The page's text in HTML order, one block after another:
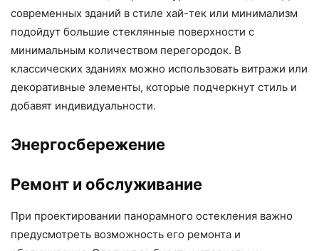
современных зданий в стиле хай-тек или минимализм
подойдут большие стеклянные поверхности с
минимальным количеством перегородок. В
классических зданиях можно использовать витражи или
декоративные элементы, которые подчеркнут стиль и
добавят индивидуальности.
Энергосбережение
Ремонт и обслуживание
При проектировании панорамного остекления важно
предусмотреть возможность его ремонта и